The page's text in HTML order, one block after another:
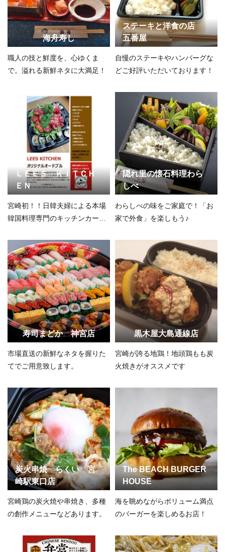
海舟寿し
職人の技と鮮度を、心ゆくま
で。溢れる新鮮ネタに大満足！
ステーキと洋食の店
五番屋
自慢のステーキやハンバーグな
どご好評いただいております！
ＬＥＥＳ ＫＩＴＣＨ
ＥＮ
宮崎初！！日韓夫婦による本場
韓国料理専門のキッチンカーで
隠れ里の懐石料理わら
しべ
わらしべの味をご家庭で！「お
家で外食」を楽しもう♪
寿司まどか 神宮店
市場直送の新鮮なネタを握りた
てでご用意致します。
黒木屋大島通線店
宮崎が誇る地鶏！地頭鶏もも炭
火焼きがオススメです
炭火串焼 らくい 宮
崎駅東口店
宮崎鶏の炭火焼や串焼き、多種
の創作メニューなどあります。
The BEACH BURGER
HOUSE
海を眺めながらボリューム満点
のバーガーを楽しめるお店！